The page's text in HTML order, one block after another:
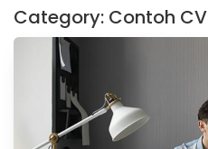
Category: Contoh CV